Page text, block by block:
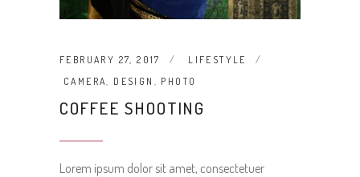
FEBRUARY 27, 2017
LIFESTYLE
CAMERA, DESIGN , PHOTO
COFFEE SHOOTING
Lorem ipsum dolor sit amet, consectetuer